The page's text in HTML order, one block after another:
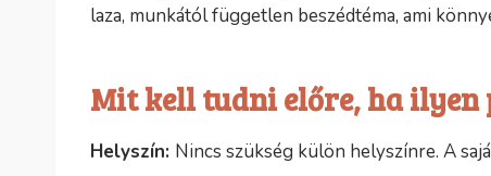
laza, munkától független beszédtéma, ami
Mit kell tudni előre, ha
Helyszín: Nincs szükség külön helyszínre. A